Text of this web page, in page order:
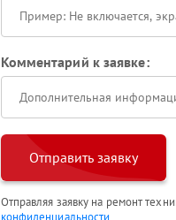
Комментарий к заявке:
Отправить заявку
Отправляя заявку на ремонт
конфиденциальности